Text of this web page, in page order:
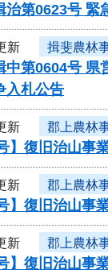
治第0623号
新 揖斐農林
中第0604号
入札公告
新 郡上農林
】復旧治山
新 郡上農林
】復旧治山
新 郡上農林
】復旧治山